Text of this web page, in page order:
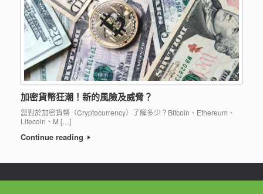
加密貨幣狂潮！新的風險及威脅？
您對於加密貨幣（Cryptocurrency）了解多少？Bitcoin、Ethereum、
Litecoin、M […]
Continue reading